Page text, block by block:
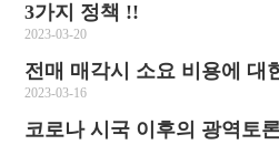
3가지 정책 !!
2023-03-20
전매 매각시 소요 비용에 대
2023-03-16
코로나 시국 이후의 광역토